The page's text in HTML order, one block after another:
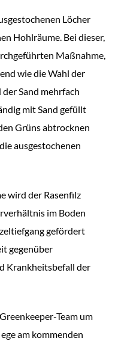
Löcher
Hohlräume. Bei dieser,
Maßnahme,
wie die Wahl der
Sand mehrfach
mit Sand gefüllt
Grüns abtrocknen
ausgestochenen
wird der Rasenfilz
im Boden
gefördert
gegenüber
Krankheitsbefall der
Team um
am kommenden